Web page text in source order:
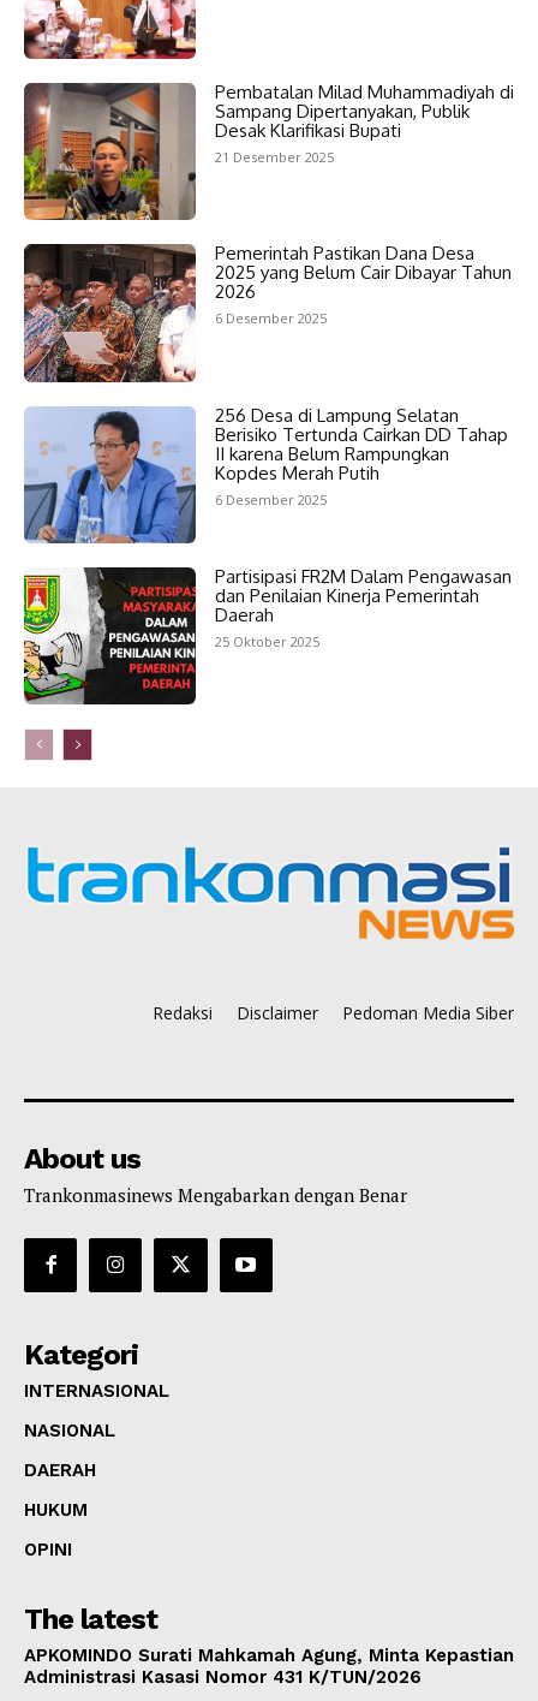
Pembatalan Milad Muhammadiyah di
Sampang Dipertanyakan, Publik
Desak Klarifikasi Bupati
21 Desember 2025
Pemerintah Pastikan Dana Desa
2025 yang Belum Cair Dibayar Tahun
2026
6 Desember 2025
256 Desa di Lampung Selatan
Berisiko Tertunda Cairkan DD Tahap
II karena Belum Rampungkan
Kopdes Merah Putih
6 Desember 2025
Partisipasi FR2M Dalam Pengawasan
dan Penilaian Kinerja Pemerintah
Daerah
25 Oktober 2025
Redaksi Disclaimer Pedoman Media Siber
About us
Trankonmasinews Mengabarkan dengan Benar
Kategori
INTERNASIONAL
NASIONAL
DAERAH
HUKUM
OPINI
The latest
APKOMINDO Surati Mahkamah Agung, Minta Kepastian
Administrasi Kasasi Nomor 431 K/TUN/2026